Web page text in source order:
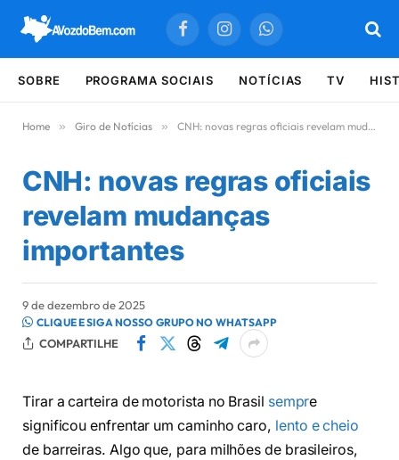
FacebookInstagramWhatsApp
SOBRE PROGRAMA SOCIAIS NOTÍCIAS TV
Home » Giro de Notícias » CNH: novas regras oficiais revelam mudanças importantes
CNH: novas regras oficiais
revelam mudanças
importantes
9 de dezembro de 2025
CLIQUE E SIGA NOSSO GRUPO NO WHATSAPP
COMPARTILHE
Tirar a carteira de motorista no Brasil sempre
significou enfrentar um caminho caro, lento e cheio
de barreiras. Algo que, para milhões de brasileiros,